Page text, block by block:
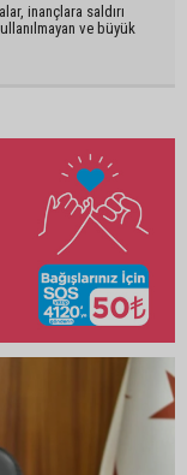
inançlara saldırı
ve büyük